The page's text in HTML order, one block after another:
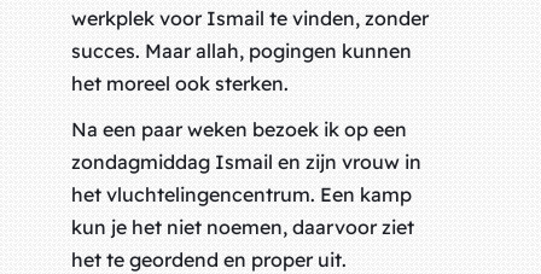
werkplek voor Ismail te vinden, zonder
succes. Maar allah, pogingen kunnen
het moreel ook sterken.
Na een paar weken bezoek ik op een
zondagmiddag Ismail en zijn vrouw in
het vluchtelingencentrum. Een kamp
kun je het niet noemen, daarvoor ziet
het te geordend en proper uit.